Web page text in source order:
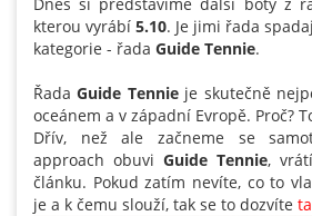
kterou vyrábí 5.10. Je jimi řada
kategorie - řada Guide Tennie.
ŘadaGuide Tennieje skutečně
oceánem a v západní Evropě. Proč?
Dřív, než ale začneme se
approach obuvi Guide Tennie,
článku. Pokud zatím nevíte, co to
je a k čemu slouží, tak se to dozvíte